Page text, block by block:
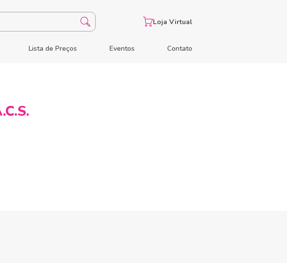
Lista de Preços Eventos Contato
Loja Virtual